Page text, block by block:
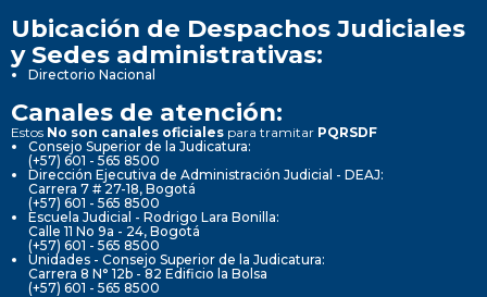
Ubicación de Despachos Judiciales
y Sedes administrativas:
Directorio Nacional
Canales de atención:
Estos No son canales oficiales para tramitar PQRSDF
Consejo Superior de la Judicatura:
(+57) 601 - 565 8500
Dirección Ejecutiva de Administración Judicial - DEAJ:
Carrera 7 # 27-18, Bogotá
(+57) 601 - 565 8500
Escuela Judicial - Rodrigo Lara Bonilla:
Calle 11 No 9a - 24, Bogotá
(+57) 601 - 565 8500
Unidades - Consejo Superior de la Judicatura:
Carrera 8 N° 12b - 82 Edificio la Bolsa
(+57) 601 - 565 8500